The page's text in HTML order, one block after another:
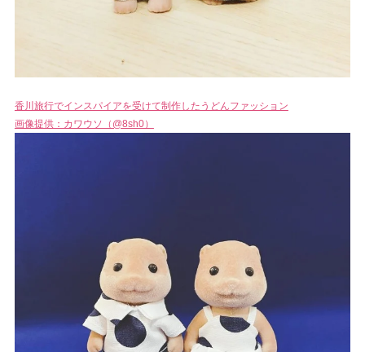
香川旅行でインスパイアを受けて制作したうどんファッション
画像提供：カワウソ（@8sh0）